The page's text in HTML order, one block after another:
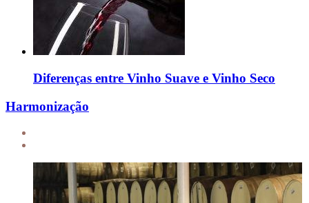
Diferenças entre Vinho Suave e Vinho Seco
Harmonização